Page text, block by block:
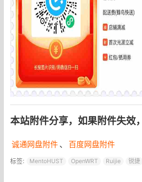
本站附件分享，如果附件失效
诚通网盘附件 、 百度网盘附件
标签: MentoHUST OpenWRT Ruijie
锐捷